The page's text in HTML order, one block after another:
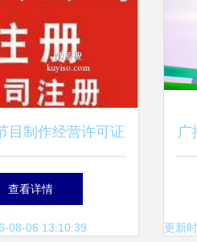
目制作经营许可证
专业机构助力与人
配置详解
查看详情
08-06 13:10:39
广
更新